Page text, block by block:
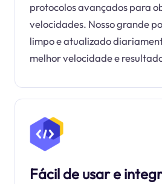
protocolos avançados para
velocidades. Nosso grande
limpo e atualizado
melhor velocidade e
Fácil de usar e